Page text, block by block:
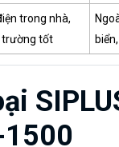
trong nhà,
trường tốt
1500